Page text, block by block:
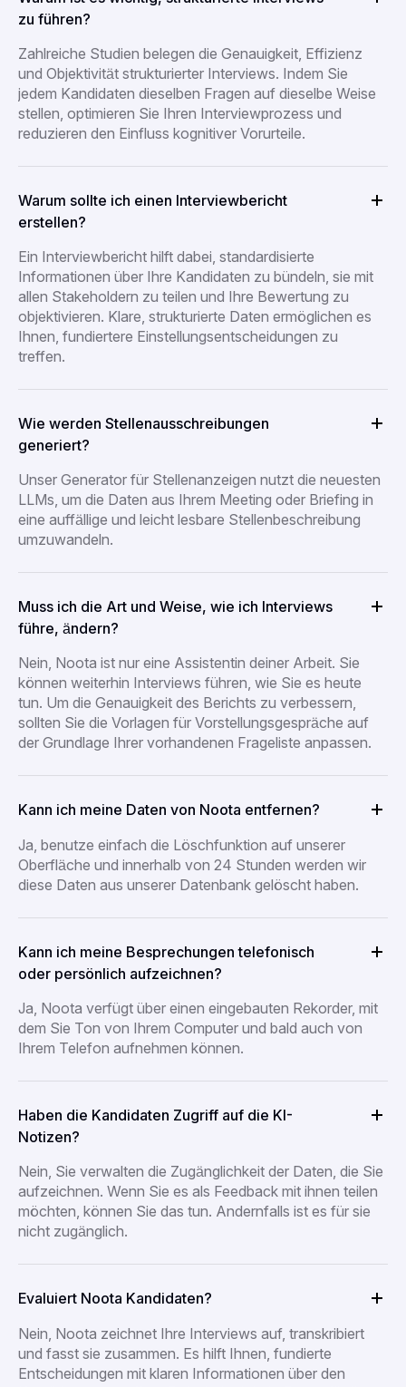
zu führen?
Zahlreiche Studien belegen die Genauigkeit, Effizienz
und Objektivität strukturierter Interviews. Indem Sie
jedem Kandidaten dieselben Fragen auf dieselbe Weise
stellen, optimieren Sie Ihren Interviewprozess und
reduzieren den Einfluss kognitiver Vorurteile.
Warum sollte ich einen Interviewbericht
erstellen?
Ein Interviewbericht hilft dabei, standardisierte
Informationen über Ihre Kandidaten zu bündeln, sie mit
allen Stakeholdern zu teilen und Ihre Bewertung zu
objektivieren. Klare, strukturierte Daten ermöglichen es
Ihnen, fundiertere Einstellungsentscheidungen zu
treffen.
Wie werden Stellenausschreibungen
generiert?
Unser Generator für Stellenanzeigen nutzt die neuesten
LLMs, um die Daten aus Ihrem Meeting oder Briefing in
eine auffällige und leicht lesbare Stellenbeschreibung
umzuwandeln.
Muss ich die Art und Weise, wie ich Interviews
führe, ändern?
Nein, Noota ist nur eine Assistentin deiner Arbeit. Sie
können weiterhin Interviews führen, wie Sie es heute
tun. Um die Genauigkeit des Berichts zu verbessern,
sollten Sie die Vorlagen für Vorstellungsgespräche auf
der Grundlage Ihrer vorhandenen Frageliste anpassen.
Kann ich meine Daten von Noota entfernen?
Ja, benutze einfach die Löschfunktion auf unserer
Oberfläche und innerhalb von 24 Stunden werden wir
diese Daten aus unserer Datenbank gelöscht haben.
Kann ich meine Besprechungen telefonisch
oder persönlich aufzeichnen?
Ja, Noota verfügt über einen eingebauten Rekorder, mit
dem Sie Ton von Ihrem Computer und bald auch von
Ihrem Telefon aufnehmen können.
Haben die Kandidaten Zugriff auf die KI-
Notizen?
Nein, Sie verwalten die Zugänglichkeit der Daten, die Sie
aufzeichnen. Wenn Sie es als Feedback mit ihnen teilen
möchten, können Sie das tun. Andernfalls ist es für sie
nicht zugänglich.
Evaluiert Noota Kandidaten?
Nein, Noota zeichnet Ihre Interviews auf, transkribiert
und fasst sie zusammen. Es hilft Ihnen, fundierte
Entscheidungen mit klaren Informationen über den